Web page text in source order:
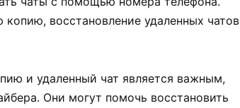
восстановление удаленных чатов
и удаленный чат является важным,
Они могут помочь восстановить